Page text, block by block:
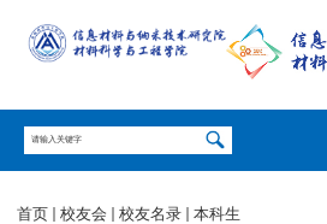
首页 校友会 校友名录 本科生